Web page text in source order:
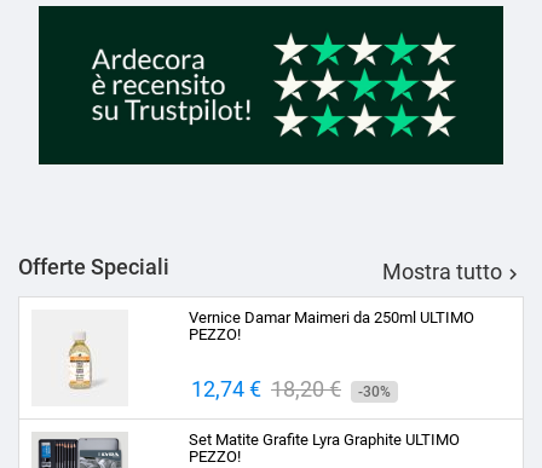
Offerte Speciali Mostra tutto 
Vernice Damar Maimeri da 250ml ULTIMO
PEZZO!
Prezzo
12,74 € Prezzo
base
18,20 € -30%
Set Matite Grafite Lyra Graphite ULTIMO
PEZZO!